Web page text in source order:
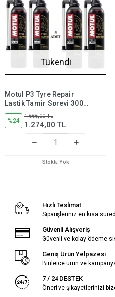
Tükendi
Motul P3 Tyre Repair
Lastik Tamir Spreyi 300
ml (4 Adet)
%24
1.666,00 TL
1.274,00 TL
Stokta Yok
Hızlı Teslimat
Siparişleriniz en kısa
Güvenli Alışveriş
Güvenli ve kolay ödeme
Geniş Ürün Yelpazesi
Binlerce ürün ve
7 / 24 DESTEK
Öneri ve şikayetlerinizi